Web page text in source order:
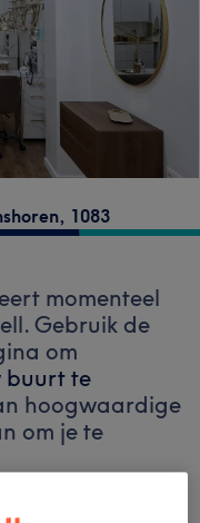
, 1083
momenteel
Gebruik de
om
buurt te
hoogwaardige
om je te